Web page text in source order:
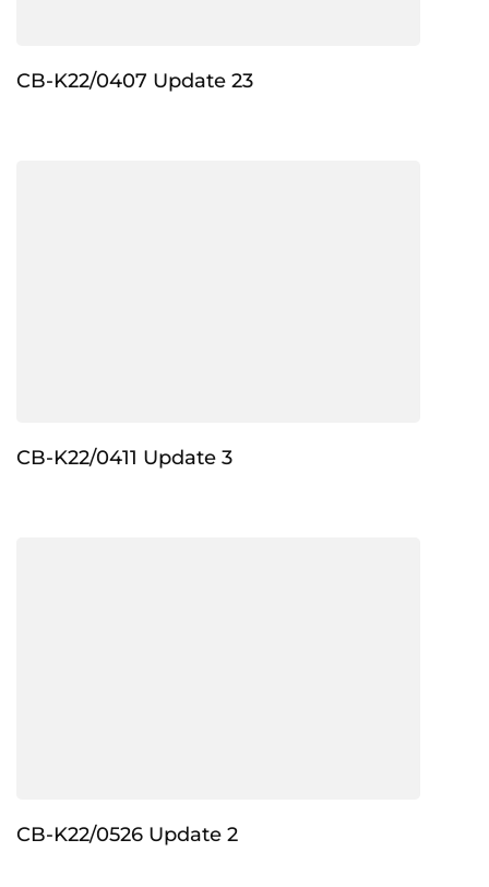
CB-K22/0407 Update 23
CB-K22/0411 Update 3
CB-K22/0526 Update 2